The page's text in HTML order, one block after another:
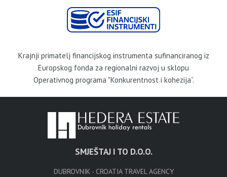
Krajnji primatelj financijskog instrumenta sufinanciranog iz
Europskog fonda za regionalni razvoj u sklopu
Operativnog programa "Konkurentnost i kohezija”.
SMJEŠTAJ I TO D.O.O.
DUBROVNIK - CROATIA TRAVEL AGENCY